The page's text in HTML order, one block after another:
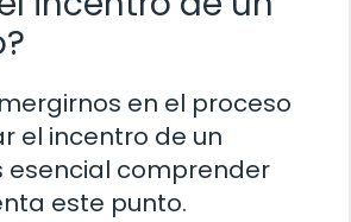
en el proceso
el incentro de un
esencial comprender
este punto.